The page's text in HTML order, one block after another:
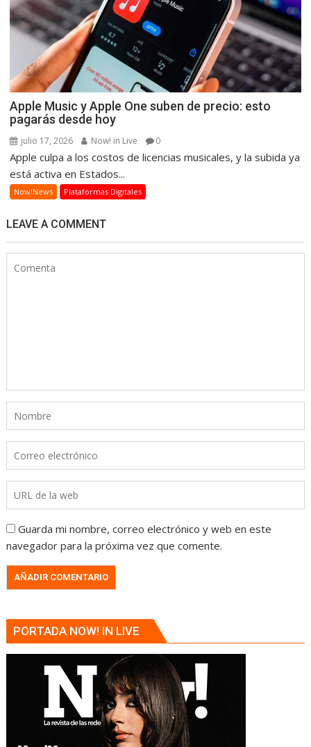
Apple Music y Apple One suben de precio: esto
pagarás desde hoy
julio 17, 2026 Now! in Live 0
Apple culpa a los costos de licencias musicales, y la subida ya
está activa en Estados...
Now!News Plataformas Digitales
LEAVE A COMMENT
Guarda mi nombre, correo electrónico y web en este
navegador para la próxima vez que comente.
PORTADA NOW! IN LIVE